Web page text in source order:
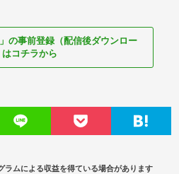
の事前登録（配信後ダウンロー
はコチラから
ラムによる収益を得ている場合があります